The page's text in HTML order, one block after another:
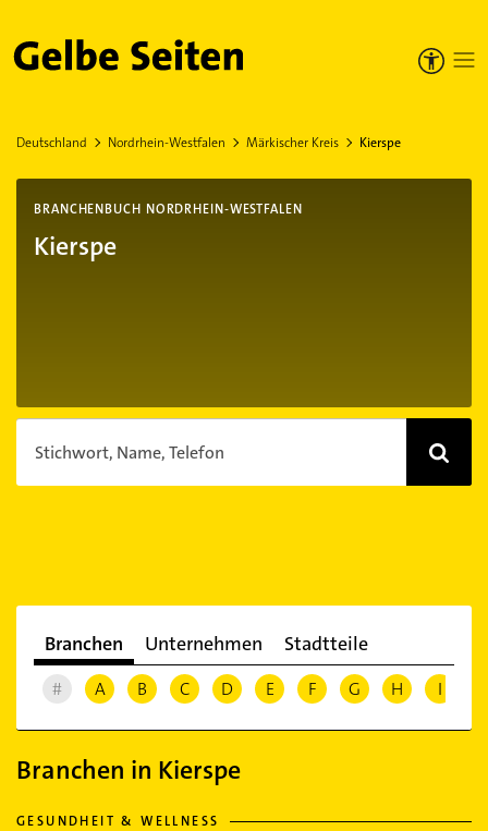
Gelbe Seiten
Deutschland Nordrhein-Westfalen Märkischer Kreis Kierspe
BRANCHENBUCH NORDRHEIN-WESTFALEN
Kierspe
Stichwort, Name, Telefon
Branchen Unternehmen Stadtteile
# A B C D E F G H I
Branchen in Kierspe
GESUNDHEIT & WELLNESS